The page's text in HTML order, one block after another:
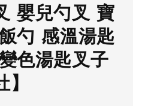
嬰兒勺叉 寶
勺 感溫湯匙
色湯匙叉子
】